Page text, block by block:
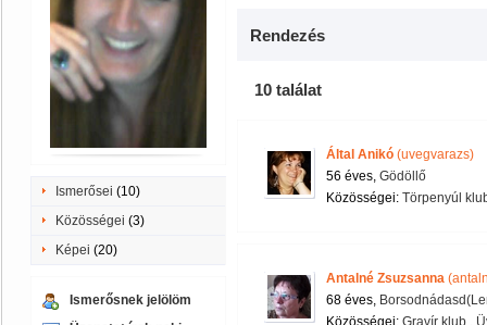
Ismerősei (10)
Közösségei (3)
Képei (20)
Ismerősnek jelölöm
Rendezés
10 találat
Által Anikó (uvegvarazs)
56 éves, Gödöllő
Közösségei: Törpenyúl
Antalné Zsuzsanna
68 éves,
Közösségei: Gravír klub ,